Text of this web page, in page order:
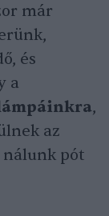
már
és
a
,
az
pót